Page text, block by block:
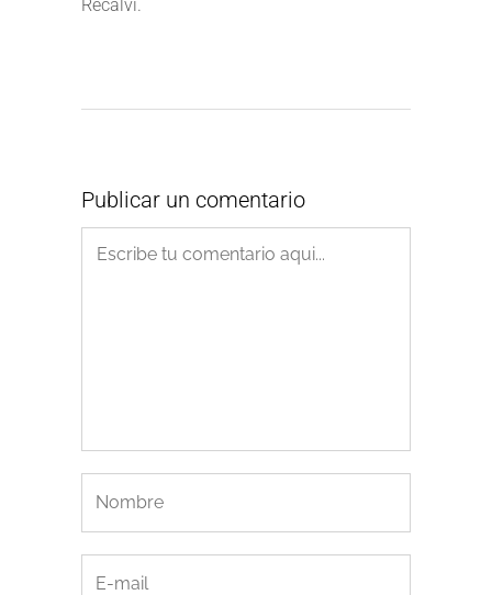
Recalvi.
Publicar un comentario